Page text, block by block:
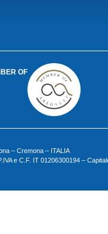
OF
– Cremona – ITALIA
e C.F. IT 01206300194 –